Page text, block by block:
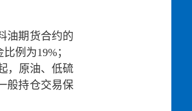
油期货合约的
例为19%；
，原油、低硫
般持仓交易保